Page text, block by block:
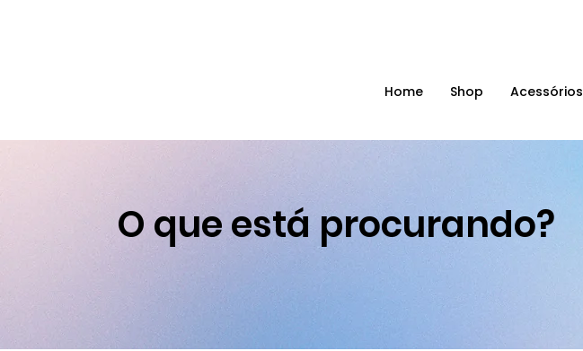
Home Shop Acessórios
O que está procurando?